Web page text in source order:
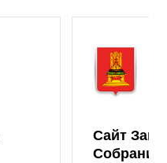
Сайт
Собрания